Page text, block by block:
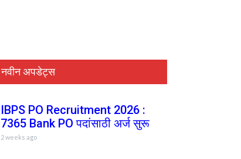
नवीन अपडेट्स
IBPS PO Recruitment 2026 :
7365 Bank PO पदांसाठी अर्ज सुरू
2 weeks ago